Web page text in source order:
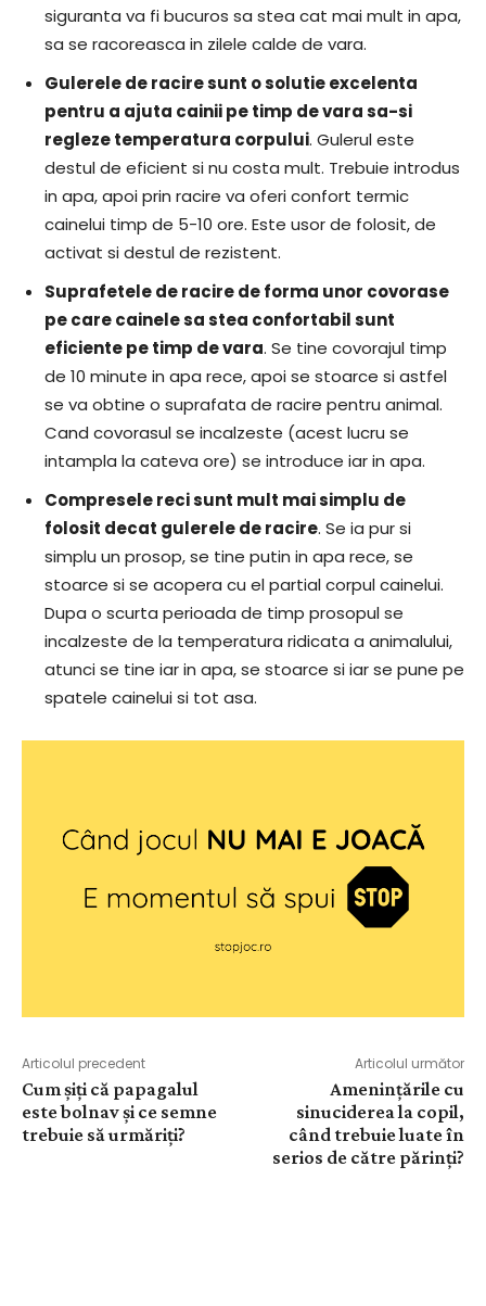
siguranta va fi bucuros sa stea cat mai mult in apa,
sa se racoreasca in zilele calde de vara.
Gulerele de racire sunt o solutie excelenta
pentru a ajuta cainii pe timp de vara sa-si
regleze temperatura corpului. Gulerul este
destul de eficient si nu costa mult. Trebuie introdus
in apa, apoi prin racire va oferi confort termic
cainelui timp de 5-10 ore. Este usor de folosit, de
activat si destul de rezistent.
Suprafetele de racire de forma unor covorase
pe care cainele sa stea confortabil sunt
eficiente pe timp de vara. Se tine covorajul timp
de 10 minute in apa rece, apoi se stoarce si astfel
se va obtine o suprafata de racire pentru animal.
Cand covorasul se incalzeste (acest lucru se
intampla la cateva ore) se introduce iar in apa.
Compresele reci sunt mult mai simplu de
folosit decat gulerele de racire. Se ia pur si
simplu un prosop, se tine putin in apa rece, se
stoarce si se acopera cu el partial corpul cainelui.
Dupa o scurta perioada de timp prosopul se
incalzeste de la temperatura ridicata a animalului,
atunci se tine iar in apa, se stoarce si iar se pune pe
spatele cainelui si tot asa.
Articolul precedent
Cum șiți că papagalul
este bolnav și ce semne
trebuie să urmăriți?
Articolul următor
Amenințările cu
sinuciderea la copil,
când trebuie luate în
serios de către părinți?